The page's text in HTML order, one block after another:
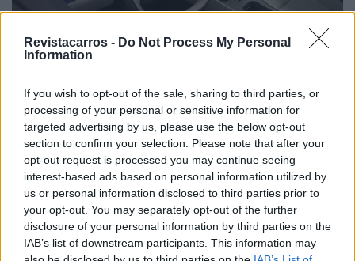
Revistacarros - Do Not Process My Personal
Information
If you wish to opt-out of the sale, sharing to third parties, or
processing of your personal or sensitive information for
targeted advertising by us, please use the below opt-out
section to confirm your selection. Please note that after your
opt-out request is processed you may continue seeing
interest-based ads based on personal information utilized by
us or personal information disclosed to third parties prior to
your opt-out. You may separately opt-out of the further
disclosure of your personal information by third parties on the
IAB’s list of downstream participants. This information may
A versão ID. Polo F1RST+ , posicionada como topo de
gama, acrescenta elementos habitualmente reservados
a segmentos superiores, como: Ar condicionado
automático de duas zonas; Bancos desportivos Comfort;
Bancos dianteiros elétricos com memória; Bancos
dianteiros e volante aquecido; Câmara Area View; Faróis
IQ.LIGHT LED Matrix; Park Assist Pro com função